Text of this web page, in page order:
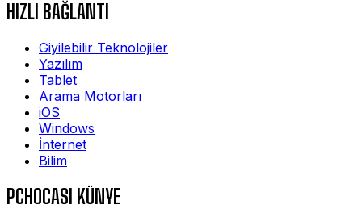
HIZLI BAĞLANTI
Giyilebilir Teknolojiler
Yazılım
Tablet
Arama Motorları
iOS
Windows
İnternet
Bilim
PCHOCASI KÜNYE